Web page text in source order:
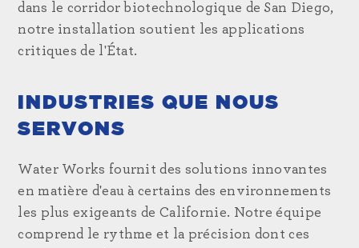
dans le corridor biotechnologique de San Diego,
notre installation soutient les applications
critiques de l'État.
INDUSTRIES QUE NOUS
SERVONS
Water Works fournit des solutions innovantes
en matière d'eau à certains des environnements
les plus exigeants de Californie. Notre équipe
comprend le rythme et la précision dont ces